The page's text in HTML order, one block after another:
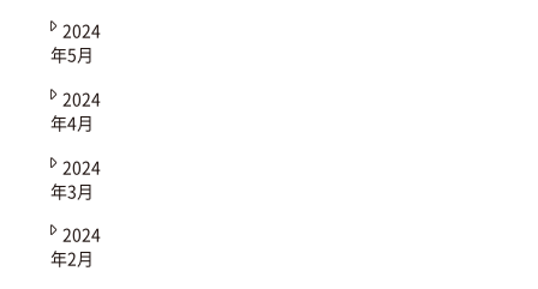
2024
年5月
2024
年4月
2024
年3月
2024
年2月